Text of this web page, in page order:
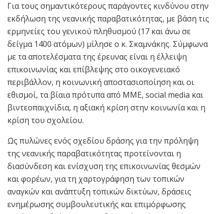
Για τους σημαντικότερους παράγοντες κινδύνου στην
εκδήλωση της νεανικής παραβατικότητας, με βάση τις
ερμηνείες του γενικού πληθυσμού (17 και άνω σε
δείγμα 1400 ατόμων) μίλησε ο κ. Σκαμνάκης. Σύμφωνα
με τα αποτελέσματα της έρευνας είναι η έλλειψη
επικοινωνίας και επίβλεψης στο οικογενειακό
περιβάλλον, η κοινωνική αποστασιοποίηση και οι
εθισμοί, τα βίαια πρότυπα από ΜΜΕ, social media και
βιντεοπαιχνίδια, η αξιακή κρίση στην κοινωνία και η
κρίση του σχολείου.
Ως πυλώνες ενός σχεδίου δράσης για την πρόληψη
της νεανικής παραβατικότητας προτείνονται η
διασύνδεση και ενίσχυση της επικοινωνίας θεσμών
και φορέων, για τη χαρτογράφηση των τοπικών
αναγκών και ανάπτυξη τοπικών δικτύων, δράσεις
ενημέρωσης συμβουλευτικής και επιμόρφωσης